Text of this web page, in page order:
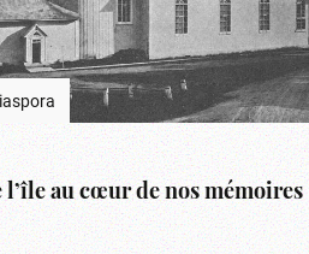
l’île au cœur de nos mémoires